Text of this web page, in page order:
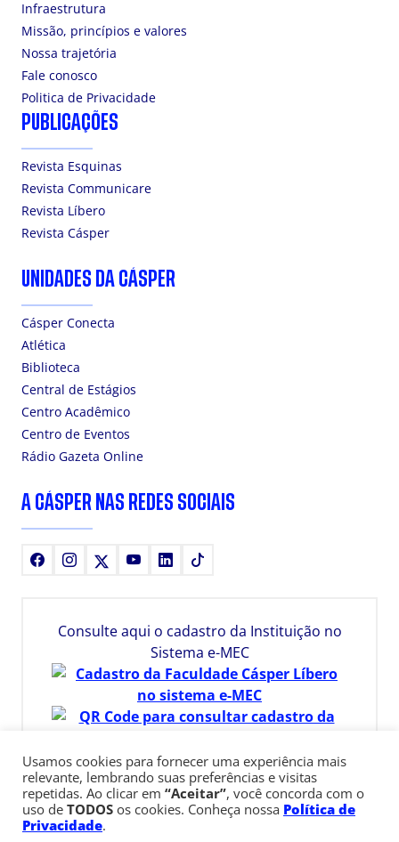
Infraestrutura
Missão, princípios e valores
Nossa trajetória
Fale conosco
Politica de Privacidade
PUBLICAÇÕES
Revista Esquinas
Revista Communicare
Revista Líbero
Revista Cásper
UNIDADES DA CÁSPER
Cásper Conecta
Atlética
Biblioteca
Central de Estágios
Centro Acadêmico
Centro de Eventos
Rádio Gazeta Online
A CÁSPER NAS REDES SOCIAIS
FacebookInstagram YoutubeLinkedIn
Consulte aqui o cadastro da Instituição no
Sistema e-MEC
Av. Paulista, 900 – Bela Vista – São Paulo, SP
Usamos cookies para fornecer uma experiência mais
relevante, lembrando suas preferências e visitas
repetidas. Ao clicar em “Aceitar”, você concorda com o
uso de TODOS os cookies. Conheça nossa Política de
Privacidade.